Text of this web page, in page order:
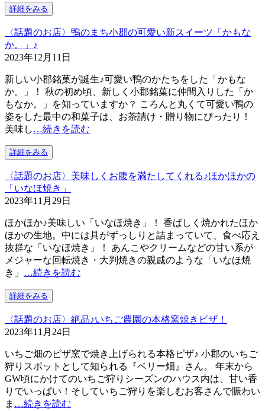
詳細をみる
〈話題のお店〉鴨のまち小郡の可愛い新スイーツ「かもな
か。」♪
2023年12月11日
新しい小郡銘菓が誕生♪可愛い鴨のかたちをした「かもな
か。」！ 秋の初め頃、新しく小郡銘菓に仲間入りした「か
もなか。」を知っていますか？ ころんと丸くて可愛い鴨の
姿をした最中の和菓子は、お茶請け・贈り物にぴったり！
美味し…続きを読む
詳細をみる
〈話題のお店〉美味しくお腹を満たしてくれる♪ほかほかの
「いなほ焼き」
2023年11月29日
ほかほか♪美味しい「いなほ焼き」！ 香ばしく焼かれたほか
ほかの生地。中には具がずっしりと詰まっていて、食べ応え
抜群な「いなほ焼き」！ あんこやクリームなどの甘い系が
メジャーな回転焼き・大判焼きの親戚のような「いなほ焼
き」 …続きを読む
詳細をみる
〈話題のお店〉絶品♪いちご農園の本格窯焼きピザ！
2023年11月24日
いちご畑のピザ窯で焼き上げられる本格ピザ♪ 小郡のいちご
狩りスポットとして知られる『ベリー畑』さん。 年末から
GW頃にかけてのいちご狩りシーズンのハウス内は、甘い香
りでいっぱい！そしていちご狩りを楽しむお客さんで賑わい
ま …続きを読む